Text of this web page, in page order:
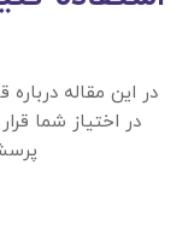
در این مقاله
در اختیاز شما